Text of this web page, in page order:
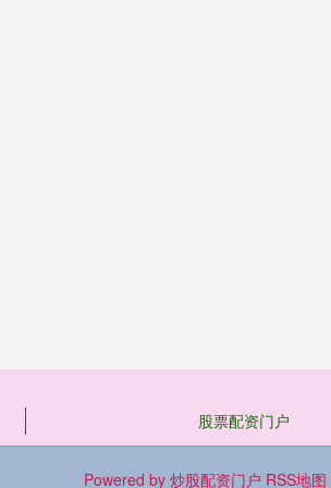
股票配资门户
Powered by 炒股配资门户 RSS地图